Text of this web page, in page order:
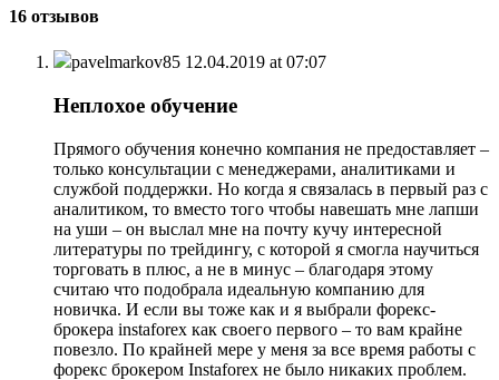
16 отзывов
pavelmarkov85 12.04.2019 at 07:07
Неплохое обучение
Прямого обучения конечно компания не предоставляет –
только консультации с менеджерами, аналитиками и
службой поддержки. Но когда я связалась в первый раз с
аналитиком, то вместо того чтобы навешать мне лапши
на уши – он выслал мне на почту кучу интересной
литературы по трейдингу, с которой я смогла научиться
торговать в плюс, а не в минус – благодаря этому
считаю что подобрала идеальную компанию для
новичка. И если вы тоже как и я выбрали форекс-
брокера instaforex как своего первого – то вам крайне
повезло. По крайней мере у меня за все время работы с
форекс брокером Instaforex не было никаких проблем.